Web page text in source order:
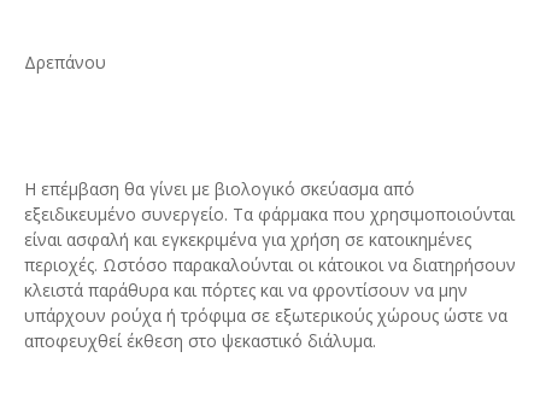
Δρεπάνου
Η επέμβαση θα γίνει με βιολογικό σκεύασμα από
εξειδικευμένο συνεργείο. Τα φάρμακα που χρησιμοποιούνται
είναι ασφαλή και εγκεκριμένα για χρήση σε κατοικημένες
περιοχές. Ωστόσο παρακαλούνται οι κάτοικοι να διατηρήσουν
κλειστά παράθυρα και πόρτες και να φροντίσουν να μην
υπάρχουν ρούχα ή τρόφιμα σε εξωτερικούς χώρους ώστε να
αποφευχθεί έκθεση στο ψεκαστικό διάλυμα.